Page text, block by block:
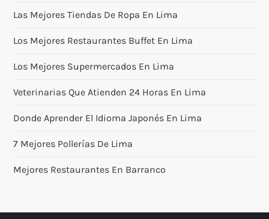
Las Mejores Tiendas De Ropa En Lima
Los Mejores Restaurantes Buffet En Lima
Los Mejores Supermercados En Lima
Veterinarias Que Atienden 24 Horas En Lima
Donde Aprender El Idioma Japonés En Lima
7 Mejores Pollerías De Lima
Mejores Restaurantes En Barranco